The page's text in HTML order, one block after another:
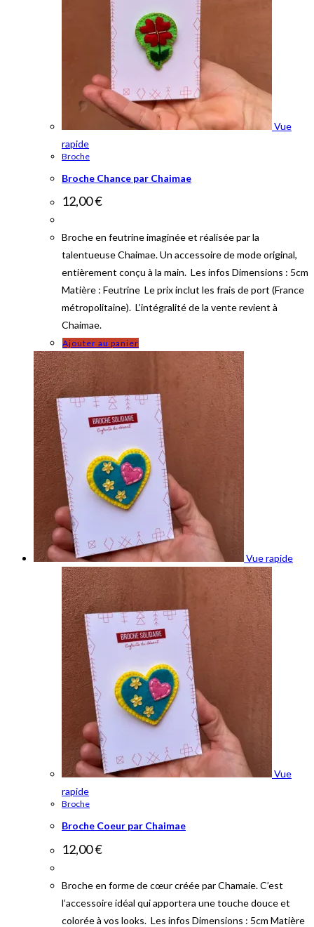
Vue
rapide
Broche
Broche Chance par Chaimae
12,00€
Broche en feutrine imaginée et réalisée par la
talentueuse Chaimae. Un accessoire de mode original,
entièrement conçu à la main. Les infos Dimensions : 5cm
Matière : Feutrine Le prix inclut les frais de port (France
métropolitaine). L’intégralité de la vente revient à
Chaimae.
Ajouter au panier
Vue rapide
Vue
rapide
Broche
Broche Coeur par Chaimae
12,00€
Broche en forme de cœur créée par Chamaie. C’est
l’accessoire idéal qui apportera une touche douce et
colorée à vos looks. Les infos Dimensions : 5cm Matière